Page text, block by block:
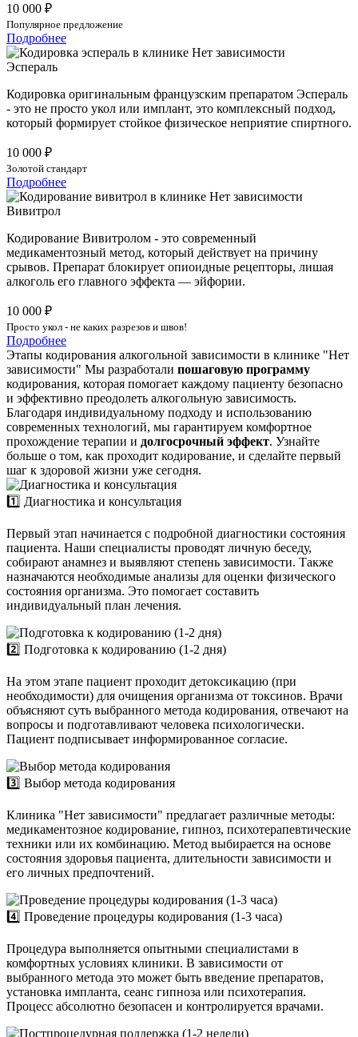
10 000 ₽
Популярное предложение
Подробнее
Эспераль
Кодировка оригинальным французским препаратом Эспераль
- это не просто укол или имплант, это комплексный подход,
который формирует стойкое физическое неприятие спиртного.
10 000 ₽
Золотой стандарт
Подробнее
Вивитрол
Кодирование Вивитролом - это современный
медикаментозный метод, который действует на причину
срывов. Препарат блокирует опиоидные рецепторы, лишая
алкоголь его главного эффекта — эйфории.
10 000 ₽
Просто укол - не каких разрезов и швов!
Подробнее
Этапы кодирования алкогольной зависимости в клинике "Нет
зависимости" Мы разработали пошаговую программу
кодирования, которая помогает каждому пациенту безопасно
и эффективно преодолеть алкогольную зависимость.
Благодаря индивидуальному подходу и использованию
современных технологий, мы гарантируем комфортное
прохождение терапии и долгосрочный эффект. Узнайте
больше о том, как проходит кодирование, и сделайте первый
шаг к здоровой жизни уже сегодня.
1️⃣ Диагностика и консультация
Первый этап начинается с подробной диагностики состояния
пациента. Наши специалисты проводят личную беседу,
собирают анамнез и выявляют степень зависимости. Также
назначаются необходимые анализы для оценки физического
состояния организма. Это помогает составить
индивидуальный план лечения.
2️⃣ Подготовка к кодированию (1-2 дня)
На этом этапе пациент проходит детоксикацию (при
необходимости) для очищения организма от токсинов. Врачи
объясняют суть выбранного метода кодирования, отвечают на
вопросы и подготавливают человека психологически.
Пациент подписывает информированное согласие.
3️⃣ Выбор метода кодирования
Клиника "Нет зависимости" предлагает различные методы:
медикаментозное кодирование, гипноз, психотерапевтические
техники или их комбинацию. Метод выбирается на основе
состояния здоровья пациента, длительности зависимости и
его личных предпочтений.
4️⃣ Проведение процедуры кодирования (1-3 часа)
Процедура выполняется опытными специалистами в
комфортных условиях клиники. В зависимости от
выбранного метода это может быть введение препаратов,
установка импланта, сеанс гипноза или психотерапия.
Процесс абсолютно безопасен и контролируется врачами.